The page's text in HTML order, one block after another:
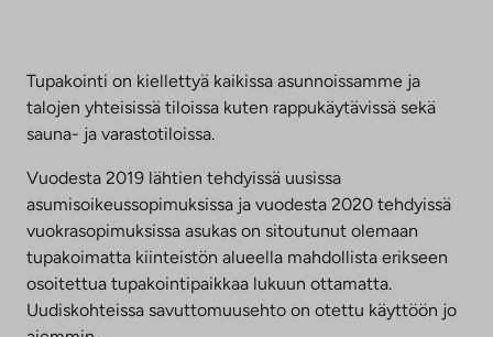
Tupakointi on kiellettyä kaikissa asunnoissamme ja
talojen yhteisissä tiloissa kuten rappukäytävissä sekä
sauna- ja varastotiloissa.
Vuodesta 2019 lähtien tehdyissä uusissa
asumisoikeussopimuksissa ja vuodesta 2020 tehdyissä
vuokrasopimuksissa asukas on sitoutunut olemaan
tupakoimatta kiinteistön alueella mahdollista erikseen
osoitettua tupakointipaikkaa lukuun ottamatta.
Uudiskohteissa savuttomuusehto on otettu käyttöön jo